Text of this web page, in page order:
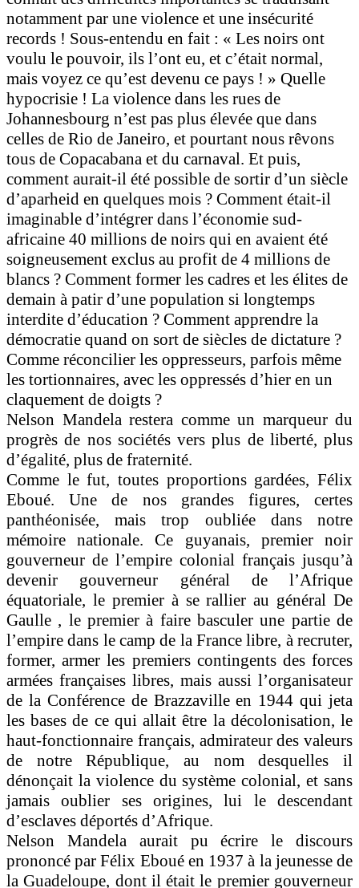
notamment par une violence et une insécurité
records ! Sous-entendu en fait : « Les noirs ont
voulu le pouvoir, ils l’ont eu, et c’était normal,
mais voyez ce qu’est devenu ce pays ! » Quelle
hypocrisie ! La violence dans les rues de
Johannesbourg n’est pas plus élevée que dans
celles de Rio de Janeiro, et pourtant nous rêvons
tous de Copacabana et du carnaval. Et puis,
comment aurait-il été possible de sortir d’un siècle
d’aparheid en quelques mois ? Comment était-il
imaginable d’intégrer dans l’économie sud-
africaine 40 millions de noirs qui en avaient été
soigneusement exclus au profit de 4 millions de
blancs ? Comment former les cadres et les élites de
demain à patir d’une population si longtemps
interdite d’éducation ? Comment apprendre la
démocratie quand on sort de siècles de dictature ?
Comme réconcilier les oppresseurs, parfois même
les tortionnaires, avec les oppressés d’hier en un
claquement de doigts ?
Nelson Mandela restera comme un marqueur du
progrès de nos sociétés vers plus de liberté, plus
d’égalité, plus de fraternité.
Comme le fut, toutes proportions gardées, Félix
Eboué. Une de nos grandes figures, certes
panthéonisée, mais trop oubliée dans notre
mémoire nationale. Ce guyanais, premier noir
gouverneur de l’empire colonial français jusqu’à
devenir gouverneur général de l’Afrique
équatoriale, le premier à se rallier au général De
Gaulle , le premier à faire basculer une partie de
l’empire dans le camp de la France libre, à recruter,
former, armer les premiers contingents des forces
armées françaises libres, mais aussi l’organisateur
de la Conférence de Brazzaville en 1944 qui jeta
les bases de ce qui allait être la décolonisation, le
haut-fonctionnaire français, admirateur des valeurs
de notre République, au nom desquelles il
dénonçait la violence du système colonial, et sans
jamais oublier ses origines, lui le descendant
d’esclaves déportés d’Afrique.
Nelson Mandela aurait pu écrire le discours
prononcé par Félix Eboué en 1937 à la jeunesse de
la Guadeloupe, dont il était le premier gouverneur